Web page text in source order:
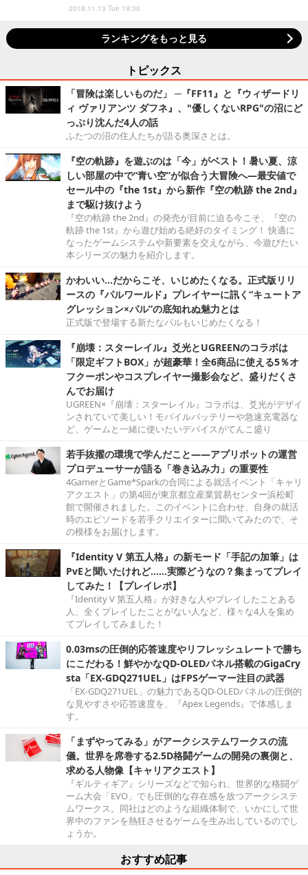
2018.11.13 Tue 19:30
ランキングをもっと見る
トピックス
「冒険は楽しいものだ」 ─『FF11』と『ウィザードリ
ィ ヴァリアンツ ダフネ』、"優しくないRPG"の沼にど
っぷり沈んだ4人の話
ふたつの沼の住人たちが語る奥深さとは。
『空の軌跡』を遊ぶのは「今」がベスト！暑い夏、涼
しい部屋の中で“青い空”が似合う大冒険へ―最安値で
セール中の『the 1st』から新作『空の軌跡 the 2nd』
まで駆け抜けよう
『空の軌跡 the 2nd』の発売が目前に迫る今こそ、『空の
軌跡 the 1st』から遊び始める絶好のタイミング！ 快適に
なったゲームシステムや新要素を交えながら、今遊びたい
本シリーズの魅力を紹介します。
かわいい…だからこそ、いじめたくなる。正式版リリ
ースの『パルワールド』プレイヤーに訊く“キュートア
グレッション×パル”の底知れぬ魅力とは
正式版で登場する新たなパルもいじめたくなる！
『崩壊：スターレイル』爻光とUGREENのコラボは
「限定ギフトBOX」が超豪華！全6商品に使える5％オ
フクーポンやコスプレイヤー撮影会など、盛りだくさ
んでお届け
UGREEN×『崩壊：スターレイル』コラボは、爻光がデザイ
ンされていて美しい！モバイルバッテリーや急速充電器な
ど、ゲームと一緒に使いたいデバイスがてんこ盛り
若手抜擢の環境で学んだこと――アプリボットの運営
プロデューサーが語る「巻き込み力」の重要性
4GamerとGame*Sparkの合同による就活イベント「キャリ
アクエスト」の第4回が東京都立産業貿易センター浜松町
館で開催されました。このイベントに合わせ、自身の就活
時のエピソードを若手クリエイターに聞いてみたので、そ
の模様をお届けします。
『Identity V 第五人格』の新モード「手記の加筆」は
PvEと聞いたけれど……実際どうなの？集まってプレイ
してみた！【プレイレポ】
『Identity V 第五人格』が好きな人やプレイしたことある
人、全くプレイしたことがない人など、様々な4人を集め
てプレイしてみました！
0.03msの圧倒的応答速度やリフレッシュレートで勝ち
にこだわる！鮮やかなQD-OLEDパネル搭載のGigaCry
sta「EX-GDQ271UEL」はFPSゲーマー注目の武器
「EX-GDQ271UEL」の魅力であるQD-OLEDパネルの圧倒的
な見やすさや応答速度を、『Apex Legends』で体感しま
す。
「まずやってみる」がアークシステムワークスの流
儀。世界を席巻する2.5D格闘ゲームの開発の裏側と、
求める人物像【キャリアクエスト】
『ギルティギア』シリーズなどで知られ、世界的な格闘ゲ
ーム大会「EVO」でも圧倒的な存在感を放つアークシステ
ムワークス。同社はどのような組織体制で、いかにして世
界中のファンを熱狂させるゲームを生み出しているのでし
ょうか。
おすすめ記事